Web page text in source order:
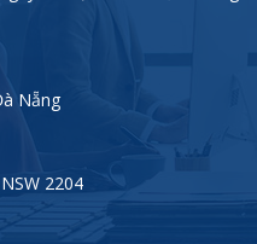
Nẵng
2204